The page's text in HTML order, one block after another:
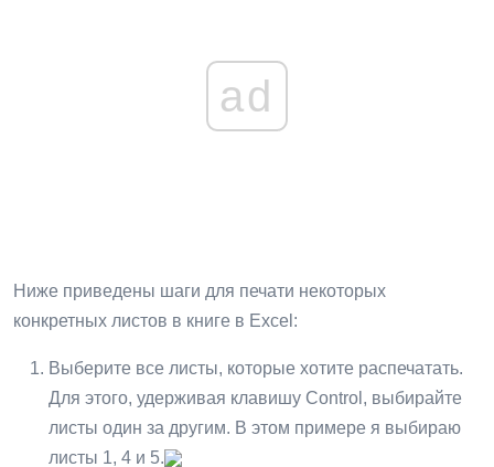
ad
Ниже приведены шаги для печати некоторых
конкретных листов в книге в Excel:
Выберите все листы, которые хотите распечатать.
Для этого, удерживая клавишу Control, выбирайте
листы один за другим. В этом примере я выбираю
листы 1, 4 и 5.